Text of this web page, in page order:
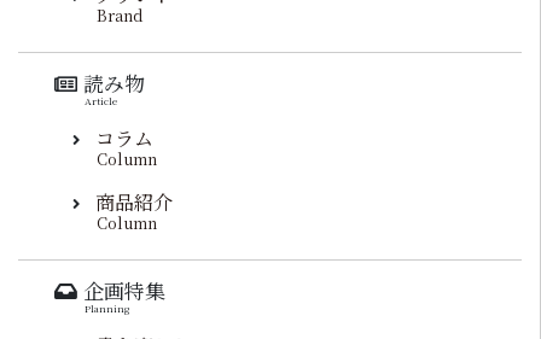
Brand
読み物
Article
コラム
Column
商品紹介
Column
企画特集
Planning